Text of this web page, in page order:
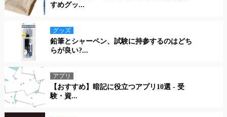
すめグッ...
グッズ
鉛筆とシャーペン、試験に持参するのはどち
らが良い?...
アプリ
【おすすめ】暗記に役立つアプリ10選 - 受
験・資...